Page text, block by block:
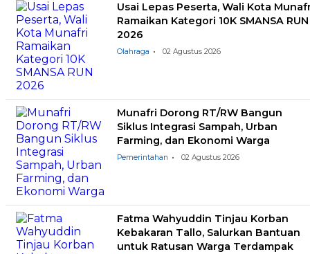
Usai Lepas Peserta, Wali Kota
Ramaikan Kategori 10K SMANSA RUN
2026
Olahraga 02 Agustus 2026
Munafri Dorong RT/RW Bangun
Siklus Integrasi Sampah, Urban
Farming, dan Ekonomi Warga
Pemerintahan 02 Agustus 2026
Fatma Wahyuddin Tinjau Korban
Kebakaran Tallo, Salurkan Bantuan
untuk Ratusan Warga Terdampak